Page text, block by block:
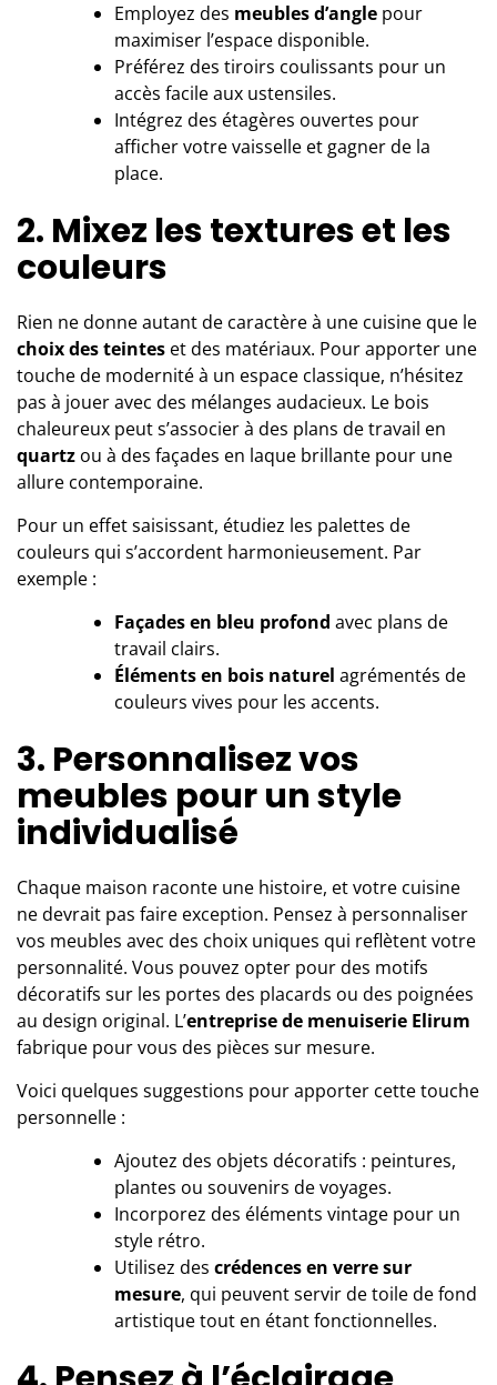
Employez des meubles d’angle pour
maximiser l’espace disponible.
Préférez des tiroirs coulissants pour un
accès facile aux ustensiles.
Intégrez des étagères ouvertes pour
afficher votre vaisselle et gagner de la
place.
2. Mixez les textures et les
couleurs
Rien ne donne autant de caractère à une cuisine que le
choix des teintes et des matériaux. Pour apporter une
touche de modernité à un espace classique, n’hésitez
pas à jouer avec des mélanges audacieux. Le bois
chaleureux peut s’associer à des plans de travail en
quartz ou à des façades en laque brillante pour une
allure contemporaine.
Pour un effet saisissant, étudiez les palettes de
couleurs qui s’accordent harmonieusement. Par
exemple :
Façades en bleu profond avec plans de
travail clairs.
Éléments en bois naturel agrémentés de
couleurs vives pour les accents.
3. Personnalisez vos
meubles pour un style
individualisé
Chaque maison raconte une histoire, et votre cuisine
ne devrait pas faire exception. Pensez à personnaliser
vos meubles avec des choix uniques qui reflètent votre
personnalité. Vous pouvez opter pour des motifs
décoratifs sur les portes des placards ou des poignées
au design original. L’entreprise de menuiserie Elirum
fabrique pour vous des pièces sur mesure.
Voici quelques suggestions pour apporter cette touche
personnelle :
Ajoutez des objets décoratifs : peintures,
plantes ou souvenirs de voyages.
Incorporez des éléments vintage pour un
style rétro.
Utilisez des crédences en verre sur
mesure, qui peuvent servir de toile de fond
artistique tout en étant fonctionnelles.